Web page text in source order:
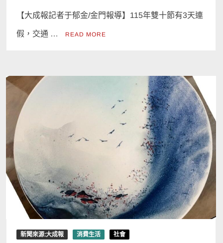
【大成報記者于郁金/金門報導】115年雙十節有3天連
假，交通 … READ MORE
新聞來源:大成報 消費生活 社會